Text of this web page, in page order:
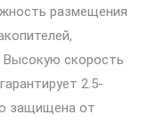
размещения
скорость
2.5-
защищена от